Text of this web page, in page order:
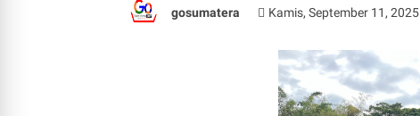
gosumatera Kamis, September 11, 2025